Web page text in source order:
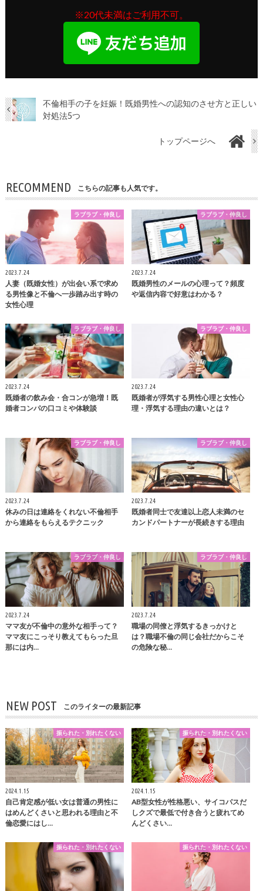
※20代未満はご利用不可。
不倫相手の子を妊娠！既婚男性への認知のさせ方と正しい
対処法5つ
トップページへ
RECOMMEND こちらの記事も人気です。
ラブラブ・仲良し
2023.7.24
人妻（既婚女性）が出会い系で求め
る男性像と不倫へ一歩踏み出す時の
女性心理
ラブラブ・仲良し
2023.7.24
既婚男性のメールの心理って？頻度
や返信内容で好意はわかる？
ラブラブ・仲良し
2023.7.24
既婚者の飲み会・合コンが急増！既
婚者コンパの口コミや体験談
ラブラブ・仲良し
2023.7.24
既婚者が浮気する男性心理と女性心
理・浮気する理由の違いとは？
ラブラブ・仲良し
2023.7.24
休みの日は連絡をくれない不倫相手
から連絡をもらえるテクニック
ラブラブ・仲良し
2023.7.24
既婚者同士で友達以上恋人未満のセ
カンドパートナーが長続きする理由
ラブラブ・仲良し
2023.7.24
ママ友が不倫中の意外な相手って？
ママ友にこっそり教えてもらった旦
那には内…
ラブラブ・仲良し
2023.7.24
職場の同僚と浮気するきっかけと
は？職場不倫の同じ会社だからこそ
の危険な秘…
NEW POST このライターの最新記事
振られた・別れたくない
2024.1.15
自己肯定感が低い女は普通の男性に
はめんどくさいと思われる理由と不
倫恋愛にはし…
振られた・別れたくない
2024.1.15
AB型女性が性格悪い、サイコパスだ
しクズで最低で付き合うと疲れてめ
んどくさい…
振られた・別れたくない 振られた・別れたくない